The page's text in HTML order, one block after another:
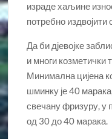
израде хаљине
потребно
Да би дјевојке
и многи
Минимална цијена
шминку је 40
свечану фризуру, у
од 30 до 40 марака.